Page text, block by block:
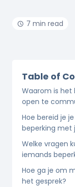
7 min read
Table of
Waarom is het
open te
Hoe bereid je
beperking met
Welke vragen
iemands
Hoe ga je om
het gesprek?